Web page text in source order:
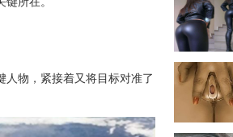
物，紧接着又将目标对准了